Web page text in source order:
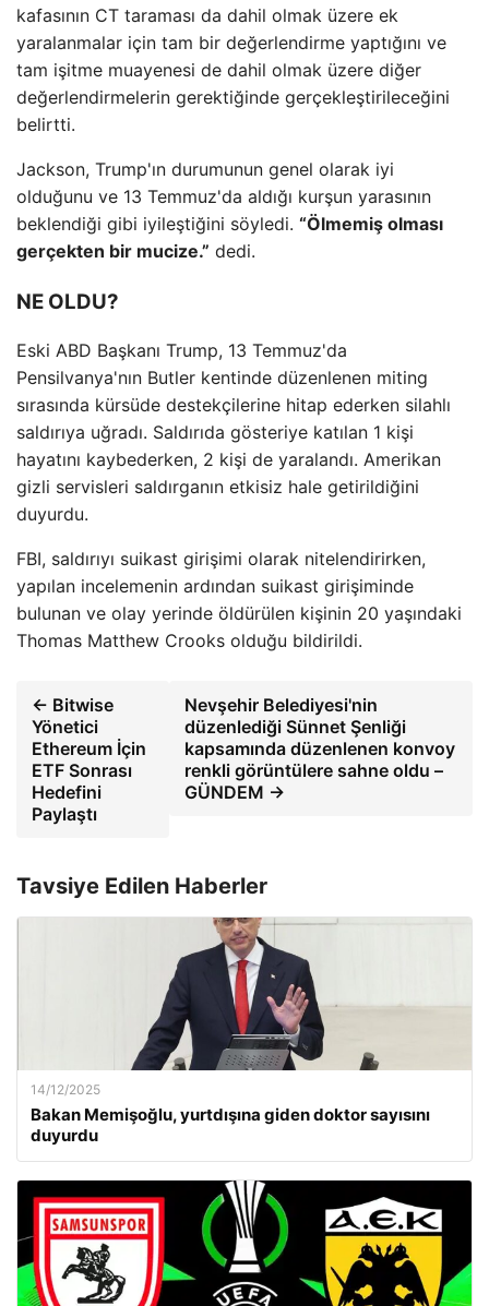
kafasının CT taraması da dahil olmak üzere ek
yaralanmalar için tam bir değerlendirme yaptığını ve
tam işitme muayenesi de dahil olmak üzere diğer
değerlendirmelerin gerektiğinde gerçekleştirileceğini
belirtti.
Jackson, Trump'ın durumunun genel olarak iyi
olduğunu ve 13 Temmuz'da aldığı kurşun yarasının
beklendiği gibi iyileştiğini söyledi. “Ölmemiş olması
gerçekten bir mucize.” dedi.
NE OLDU?
Eski ABD Başkanı Trump, 13 Temmuz'da
Pensilvanya'nın Butler kentinde düzenlenen miting
sırasında kürsüde destekçilerine hitap ederken silahlı
saldırıya uğradı. Saldırıda gösteriye katılan 1 kişi
hayatını kaybederken, 2 kişi de yaralandı. Amerikan
gizli servisleri saldırganın etkisiz hale getirildiğini
duyurdu.
FBI, saldırıyı suikast girişimi olarak nitelendirirken,
yapılan incelemenin ardından suikast girişiminde
bulunan ve olay yerinde öldürülen kişinin 20 yaşındaki
Thomas Matthew Crooks olduğu bildirildi.
← Bitwise
Yönetici
Ethereum İçin
ETF Sonrası
Hedefini
Paylaştı
Nevşehir Belediyesi'nin
düzenlediği Sünnet Şenliği
kapsamında düzenlenen konvoy
renkli görüntülere sahne oldu –
GÜNDEM →
Tavsiye Edilen Haberler
14/12/2025
Bakan Memişoğlu, yurtdışına giden doktor sayısını
duyurdu